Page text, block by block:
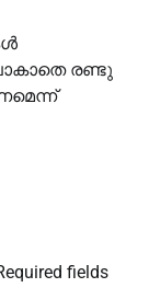
രണ്ടു
fields